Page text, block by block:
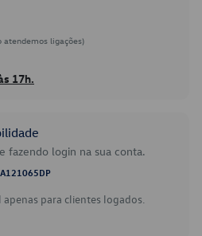
atendemos ligações)
17h.
fazendo login na sua conta.
para clientes logados.